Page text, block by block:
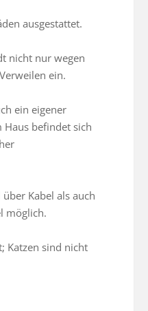
ausgestattet.
nicht nur wegen
ein.
ein eigener
Haus befindet sich
Kabel als auch
möglich.
Katzen sind nicht